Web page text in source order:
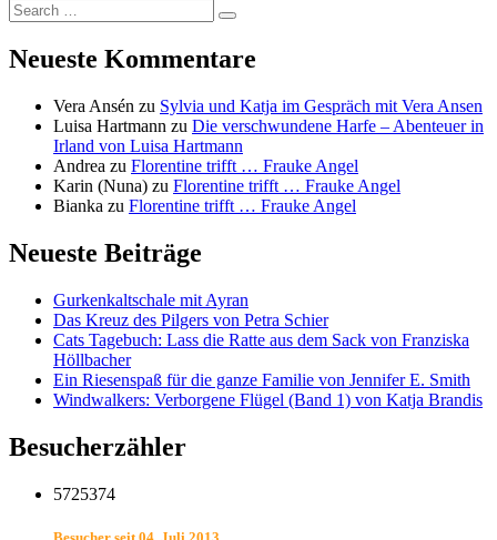
Neueste Kommentare
Vera Ansén zu Sylvia und Katja im Gespräch mit Vera Ansen
Luisa Hartmann zu Die verschwundene Harfe – Abenteuer in
Irland von Luisa Hartmann
Andrea zu Florentine trifft … Frauke Angel
Karin (Nuna) zu Florentine trifft … Frauke Angel
Bianka zu Florentine trifft … Frauke Angel
Neueste Beiträge
Gurkenkaltschale mit Ayran
Das Kreuz des Pilgers von Petra Schier
Cats Tagebuch: Lass die Ratte aus dem Sack von Franziska
Höllbacher
Ein Riesenspaß für die ganze Familie von Jennifer E. Smith
Windwalkers: Verborgene Flügel (Band 1) von Katja Brandis
Besucherzähler
5725374